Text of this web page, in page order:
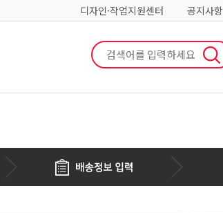
디자인·작업지원센터 공지사항